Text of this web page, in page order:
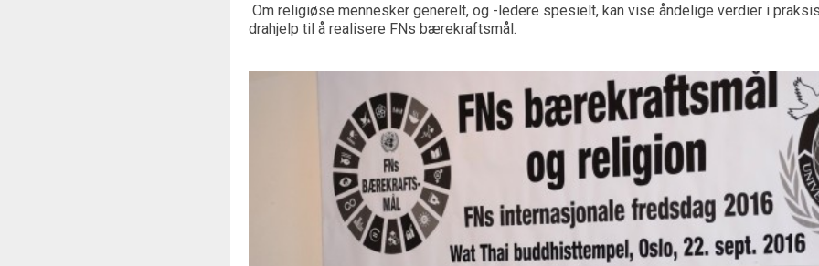
Om religiøse mennesker generelt, og -ledere spesielt, kan vise åndelige verdier i
drahjelp til å realisere FNs bærekraftsmål.